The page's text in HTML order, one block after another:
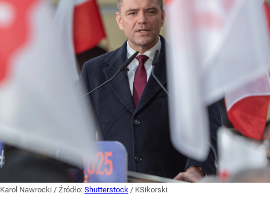
Karol Nawrocki / Źródło: Shutterstock / KSikorski